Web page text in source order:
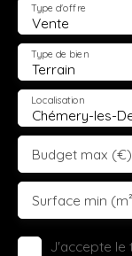
Vente
Type d'offre
Terrain
Type de bien
Chémery-les-
Localisation
Budget max (€)
Surface min
J'accepte le